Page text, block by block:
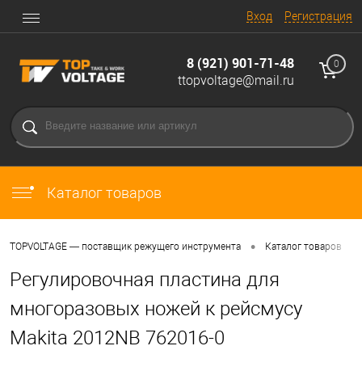
Вход Регистрация
8 (921) 901-71-48
ttopvoltage@mail.ru
0
Каталог товаров
TOPVOLTAGE — поставщик режущего инструмента • Каталог товаров
Регулировочная пластина для
многоразовых ножей к рейсмусу
Makita 2012NB 762016-0